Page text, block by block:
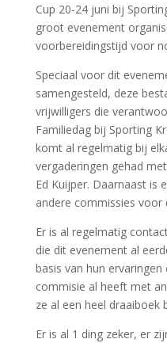
Cup 20-24 juni bij
groot evenement
voorbereidingstijd voor
Speciaal voor dit
samengesteld, deze
vrijwilligers die
Familiedag bij Sporting
komt al regelmatig bij
vergaderingen gehad
Ed Kuijper. Daarnaast is
andere commissies voor
Er is al regelmatig
die dit evenement al
basis van hun
commisie al heeft met
ze al een heel draaiboek
Er is al 1 ding zeker, er